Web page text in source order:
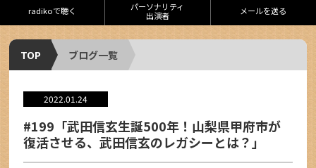
radikoで聴く
パーソナリティ
出演者
メールを送る
TOP ブログ一覧
2022.01.24
#199「武田信玄生誕500年！山梨県甲府市が
復活させる、武田信玄のレガシーとは？」